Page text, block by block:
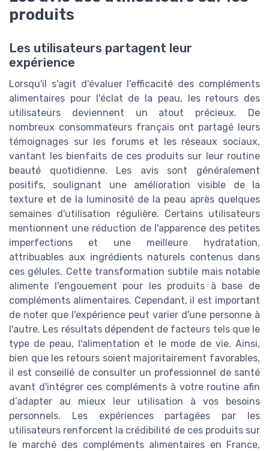
produits
Les utilisateurs partagent leur
expérience
Lorsqu'il s'agit d'évaluer l'efficacité des compléments
alimentaires pour l'éclat de la peau, les retours des
utilisateurs deviennent un atout précieux. De
nombreux consommateurs français ont partagé leurs
témoignages sur les forums et les réseaux sociaux,
vantant les bienfaits de ces produits sur leur routine
beauté quotidienne. Les avis sont généralement
positifs, soulignant une amélioration visible de la
texture et de la luminosité de la peau après quelques
semaines d'utilisation régulière. Certains utilisateurs
mentionnent une réduction de l'apparence des petites
imperfections et une meilleure hydratation,
attribuables aux ingrédients naturels contenus dans
ces gélules. Cette transformation subtile mais notable
alimente l'engouement pour les produits à base de
compléments alimentaires. Cependant, il est important
de noter que l'expérience peut varier d'une personne à
l'autre. Les résultats dépendent de facteurs tels que le
type de peau, l'alimentation et le mode de vie. Ainsi,
bien que les retours soient majoritairement favorables,
il est conseillé de consulter un professionnel de santé
avant d'intégrer ces compléments à votre routine afin
d’adapter au mieux leur utilisation à vos besoins
personnels. Les expériences partagées par les
utilisateurs renforcent la crédibilité de ces produits sur
le marché des compléments alimentaires en France,